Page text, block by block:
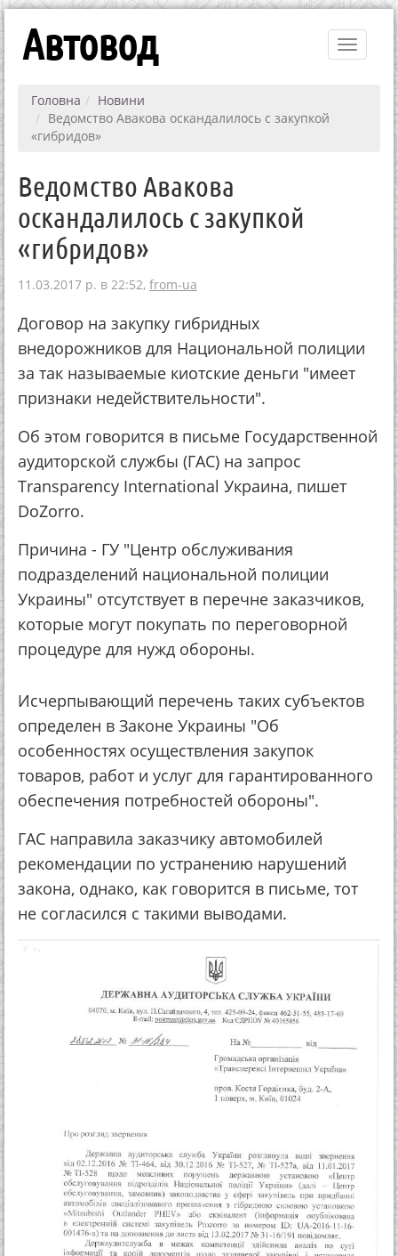
Toggle
Автовод
Головна
Новини
Ведомство Авакова оскандалилось с закупкой
«гибридов»
Ведомство Авакова
оскандалилось с закупкой
«гибридов»
11.03.2017 р. в 22:52, from-ua
Договор на закупку гибридных
внедорожников для Национальной полиции
за так называемые киотские деньги "имеет
признаки недействительности".
Об этом говорится в письме Государственной
аудиторской службы (ГАС) на запрос
Transparency International Украина, пишет
DoZorro.
Причина - ГУ "Центр обслуживания
подразделений национальной полиции
Украины" отсутствует в перечне заказчиков,
которые могут покупать по переговорной
процедуре для нужд обороны.
Исчерпывающий перечень таких субъектов
определен в Законе Украины "Об
особенностях осуществления закупок
товаров, работ и услуг для гарантированного
обеспечения потребностей обороны".
ГАС направила заказчику автомобилей
рекомендации по устранению нарушений
закона, однако, как говорится в письме, тот
не согласился с такими выводами.